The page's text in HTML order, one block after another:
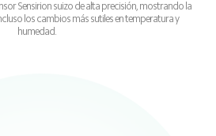
Sensirion suizo de alta precisión, mostrando la
los cambios más sutiles en temperatura y
humedad.